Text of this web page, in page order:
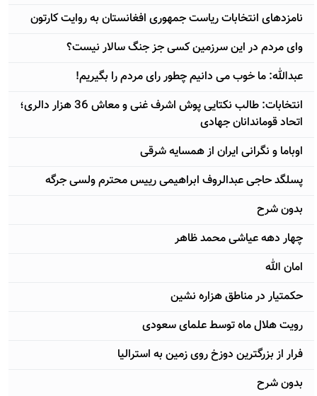
نامزدهای انتخابات ریاست جمهوری افغانستان به روایت کارتون
وای مردم در این سرزمین کسی جز جنگ سالار نیست؟
عبدالله: ما خوب می دانیم چطور رای مردم را بگیریم!
انتخابات: طالب نکتایی پوش اشرف غنی و معاش 36 هزار دالری؛
اتحاد قوماندانان جهادی
اوباما و نگرانی ایران از همسایه شرقی
پسلگد حاجی عبدالروف ابراهیمی رییس محترم ولسی جرگه
بدون شرح
چهار دهه عیاشی محمد ظاهر
امان الله
حکمتیار در مناطق هزاره نشین
رویت هلال ماه توسط علمای سعودی
فرار از بزرگترین دوزخ روی زمین به استرالیا
بدون شرح